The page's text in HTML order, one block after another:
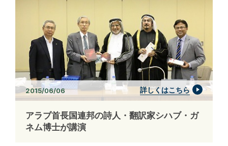
2015/06/06 詳しくはこちら
アラブ首長国連邦の詩人・翻訳家シハブ・ガ
ネム博士が講演